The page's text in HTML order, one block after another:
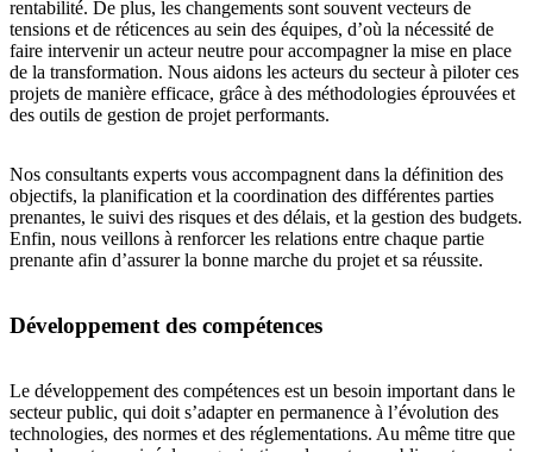
rentabilité. De plus, les changements sont souvent vecteurs de
tensions et de réticences au sein des équipes, d’où la nécessité de
faire intervenir un acteur neutre pour accompagner la mise en place
de la transformation. Nous aidons les acteurs du secteur à piloter ces
projets de manière efficace, grâce à des méthodologies éprouvées et
des outils de gestion de projet performants.
Nos consultants experts vous accompagnent dans la définition des
objectifs, la planification et la coordination des différentes parties
prenantes, le suivi des risques et des délais, et la gestion des budgets.
Enfin, nous veillons à renforcer les relations entre chaque partie
prenante afin d’assurer la bonne marche du projet et sa réussite.
Développement des compétences
Le développement des compétences est un besoin important dans le
secteur public, qui doit s’adapter en permanence à l’évolution des
technologies, des normes et des réglementations. Au même titre que